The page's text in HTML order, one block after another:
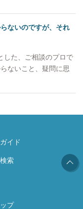
115なら皆様の
っと出来ると思
理といって
合がほとんどで
ト・デメリット
ってバランス
しかし一方で、
トナーズで
に対して中立
りも心掛けて
ないのですが、それ
した、ご相談のプロで
ないこと、疑問に思
イド
索
プ